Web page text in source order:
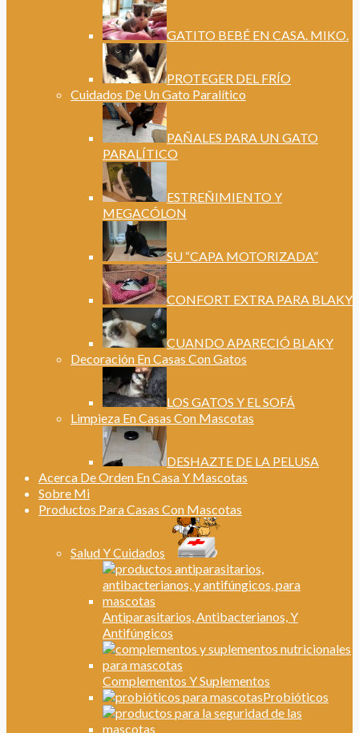
GATITO BEBÉ EN CASA. MIKO.
PROTEGER DEL FRÍO
Cuidados De Un Gato Paralítico
PAÑALES PARA UN GATO
PARALÍTICO
ESTREÑIMIENTO Y
MEGACÓLON
SU “CAPA MOTORIZADA”
CONFORT EXTRA PARA BLAKY
CUANDO APARECIÓ BLAKY
Decoración En Casas Con Gatos
LOS GATOS Y EL SOFÁ
Limpieza En Casas Con Mascotas
DESHAZTE DE LA PELUSA
Acerca De Orden En Casa Y Mascotas
Sobre Mi
Productos Para Casas Con Mascotas
Salud Y Cuidados
Antiparasitarios, Antibacterianos, Y
Antifúngicos
Complementos Y Suplementos
Probióticos